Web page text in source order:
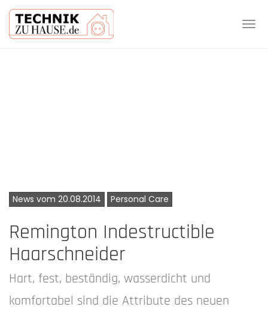
News vom 20.08.2014 Personal Care
Remington Indestructible
Haarschneider
Hart, fest, beständig, wasserdicht und
komfortabel sind die Attribute des neuen